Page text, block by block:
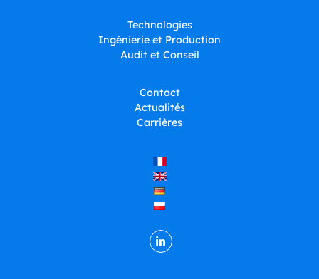
Technologies
Ingénierie et Production
Audit et Conseil
Contact
Actualités
Carrières